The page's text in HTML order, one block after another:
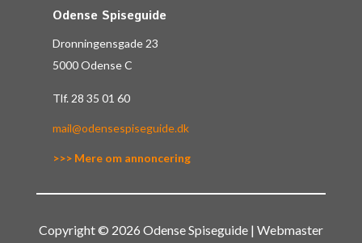
Odense Spiseguide
Dronningensgade 23
5000 Odense C
Tlf. 28 35 01 60
mail@odensespiseguide.dk
>>> Mere om annoncering
Copyright © 2026 Odense Spiseguide | Webmaster